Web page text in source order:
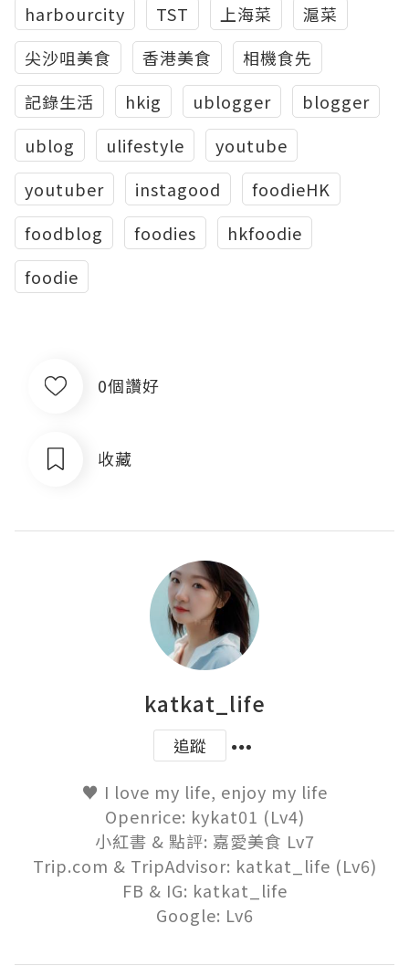
harbourcity
TST 上海菜
滬菜
尖沙咀美食
香港美食
相機食先
記錄生活
hkig ublogger
blogger
ublog
ulifestyle
youtube
youtuber
instagood
foodieHK
foodblog
foodies
hkfoodie
foodie
0個讚好
收藏
katkat_life
追蹤
♥ I love my life, enjoy my life
Openrice: kykat01 (Lv4)
小紅書 & 點評: 嘉愛美食 Lv7
Trip.com & TripAdvisor: katkat_life (Lv6)
FB & IG: katkat_life
Google: Lv6